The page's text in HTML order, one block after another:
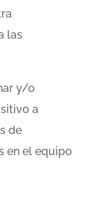
las
y/o
a
de
en el equipo